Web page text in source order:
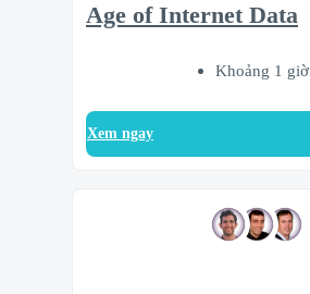
Age of Internet Data
Khoảng 1 giờ
Xem ngay